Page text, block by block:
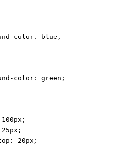
color: blue;
color: green;
20px;